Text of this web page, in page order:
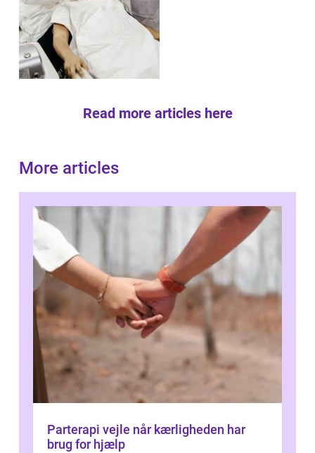
Read more articles here
More articles
Parterapi vejle når kærligheden har
brug for hjælp